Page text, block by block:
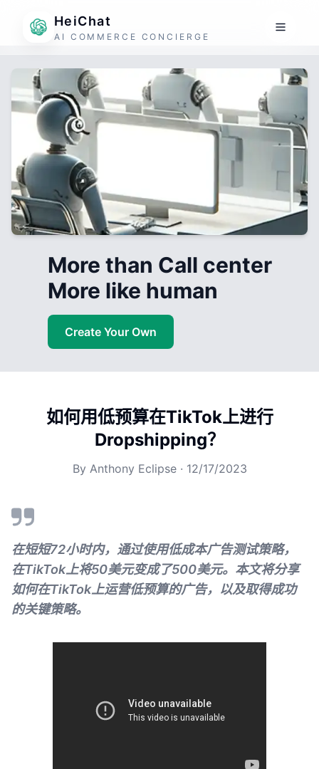
HeiChat
AI COMMERCE CONCIERGE
More than Call center
More like human
Create Your Own
如何用低预算在TikTok上进行
Dropshipping？
By Anthony Eclipse· 12/17/2023
在短短72小时内，通过使用低成本广告测试策略，
在TikTok上将50美元变成了500美元。本文将分享
如何在TikTok上运营低预算的广告，以及取得成功
的关键策略。